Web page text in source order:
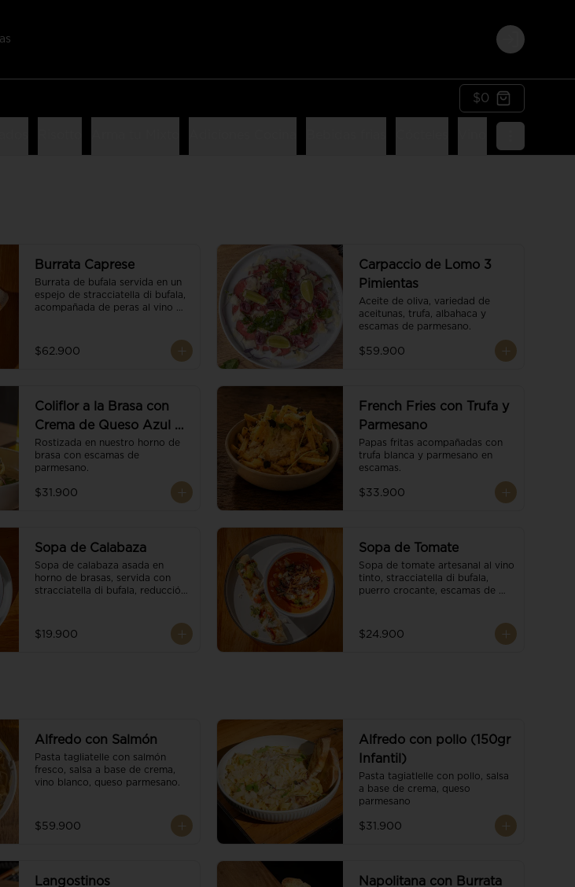
Login
$0
Burrata Caprese
Burrata de bufala servida en un
espejo de stracciatella di bufala,
acompañada de peras al vino
salsa pesto y reducción de
balsámico.
$62.900
Carpaccio de Lomo 3
Pimientas
Aceite de oliva, variedad de
aceitunas, trufa, albahaca y
escamas de parmesano.
$59.900
Coliflor a la Brasa con
Crema de Queso Azul y
Vino
Rostizada en nuestro horno de
brasa con escamas de
parmesano.
$31.900
French Fries con Trufa y
Parmesano
Papas fritas acompañadas con
trufa blanca y parmesano en
escamas.
$33.900
Sopa de Calabaza
Sopa de calabaza asada en
horno de brasas, servida con
stracciatella di bufala, reducción
$19.900
Sopa de Tomate
Sopa de tomate artesanal al vino
tinto, stracciatella di bufala,
puerro crocante, escamas de
pesto. Acompañado de un
tostón de pan focaccia.
$24.900
Alfredo con Salmón
Pasta tagliatelle con salmón
fresco, salsa a base de crema,
vino blanco, queso parmesano.
$59.900
Alfredo con pollo (150gr
Infantil)
Pasta tagiatlelle con pollo, salsa
a base de crema, queso
parmesano
$31.900
Langostinos Napolitana con Burrata